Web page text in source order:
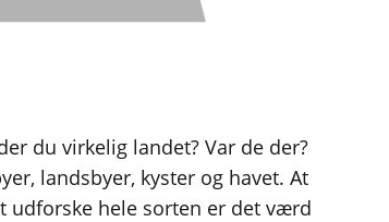
du virkelig landet? Var de der?
landsbyer, kyster og havet. At
udforske hele sorten er det værd